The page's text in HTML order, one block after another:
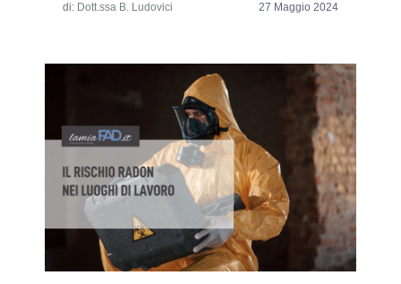
di: Dott.ssa B. Ludovici